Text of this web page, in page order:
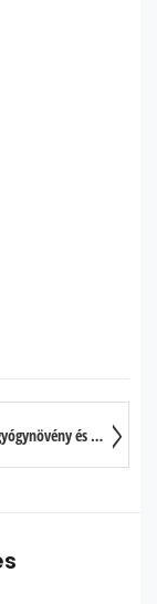
A 10 legjobb gyógynövény és fűszer, mellyel megerősíthetjük immunrendszerünket